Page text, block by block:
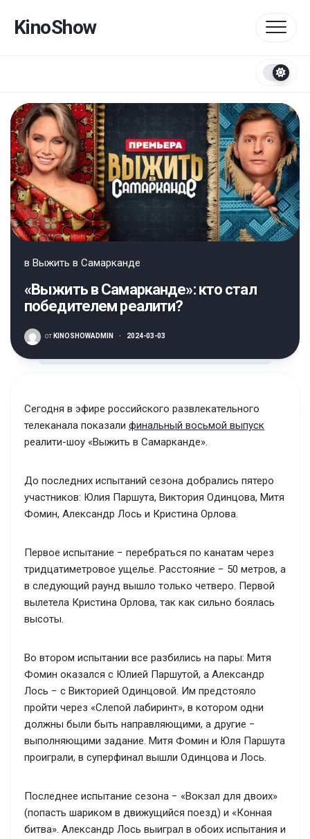
содержанию
KinoShow
в Выжить в Самарканде
«Выжить в Самарканде»: кто стал
победителем реалити?
от KINOSHOWADMIN · 2024-03-03
Сегодня в эфире российского развлекательного
телеканала показали финальный восьмой выпуск
реалити-шоу «Выжить в Самарканде».
До последних испытаний сезона добрались пятеро
участников: Юлия Паршута, Виктория Одинцова, Митя
Фомин, Александр Лось и Кристина Орлова.
Первое испытание − перебраться по канатам через
тридцатиметровое ущелье. Расстояние − 50 метров, а
в следующий раунд вышло только четверо. Первой
вылетела Кристина Орлова, так как сильно боялась
высоты.
Во втором испытании все разбились на пары: Митя
Фомин оказался с Юлией Паршутой, а Александр
Лось − с Викторией Одинцовой. Им предстояло
пройти через «Слепой лабиринт», в котором одни
должны были быть направляющими, а другие −
выполняющими задание. Митя Фомин и Юля Паршута
проиграли, в суперфинал вышли Одинцова и Лось.
Последнее испытание сезона − «Вокзал для двоих»
(попасть шариком в движущийся поезд) и «Конная
битва». Александр Лось выиграл в обоих испытания и